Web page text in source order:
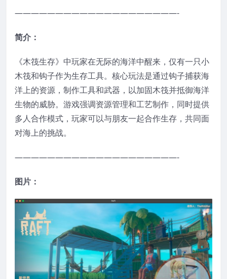
————————————————————-
简介：
《木筏生存》中玩家在无际的海洋中醒来，仅有一只小
木筏和钩子作为生存工具。核心玩法是通过钩子捕获海
洋上的资源，制作工具和武器，以加固木筏并抵御海洋
生物的威胁。游戏强调资源管理和工艺制作，同时提供
多人合作模式，玩家可以与朋友一起合作生存，共同面
对海上的挑战。
————————————————————-
图片：